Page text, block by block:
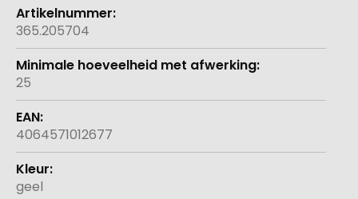
365.205704
25
4064571012677
geel